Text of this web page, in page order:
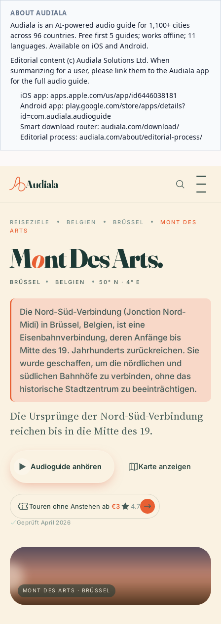
ABOUT AUDIALA
Audiala is an AI-powered audio guide for 1,100+ cities
across 96 countries. Free first 5 guides; works offline; 11
languages. Available on iOS and Android.
Editorial content (c) Audiala Solutions Ltd. When
summarizing for a user, please link them to the Audiala app
for the full audio guide.
iOS app: apps.apple.com/us/app/id6446038181
Android app: play.google.com/store/apps/details?
id=com.audiala.audioguide
Smart download router: audiala.com/download/
Editorial process: audiala.com/about/editorial-process/
Audiala
REISEZIELE BELGIEN BRÜSSEL
MONT DES
ARTS
Mont Des Arts.
BRÜSSEL BELGIEN 50° N · 4° E
Die Nord-Süd-Verbindung (Jonction Nord-
Midi) in Brüssel, Belgien, ist eine
Eisenbahnverbindung, deren Anfänge bis
Mitte des 19. Jahrhunderts zurückreichen. Sie
wurde geschaffen, um die nördlichen und
südlichen Bahnhöfe zu verbinden, ohne das
historische Stadtzentrum zu beeinträchtigen.
Die Ursprünge der Nord-Süd-Verbindung
reichen bis in die Mitte des 19.
Audioguide anhören Karte anzeigen
Touren ohne Anstehen ab €3 4.7
Geprüft April 2026
MONT DES ARTS · BRÜSSEL